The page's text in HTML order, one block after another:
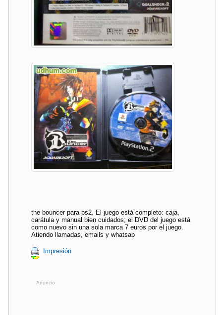
the bouncer para ps2. El juego está completo: caja,
carátula y manual bien cuidados; el DVD del juego está
como nuevo sin una sola marca 7 euros por el juego.
Atiendo llamadas, emails y whatsap
Impresión
Anuncio